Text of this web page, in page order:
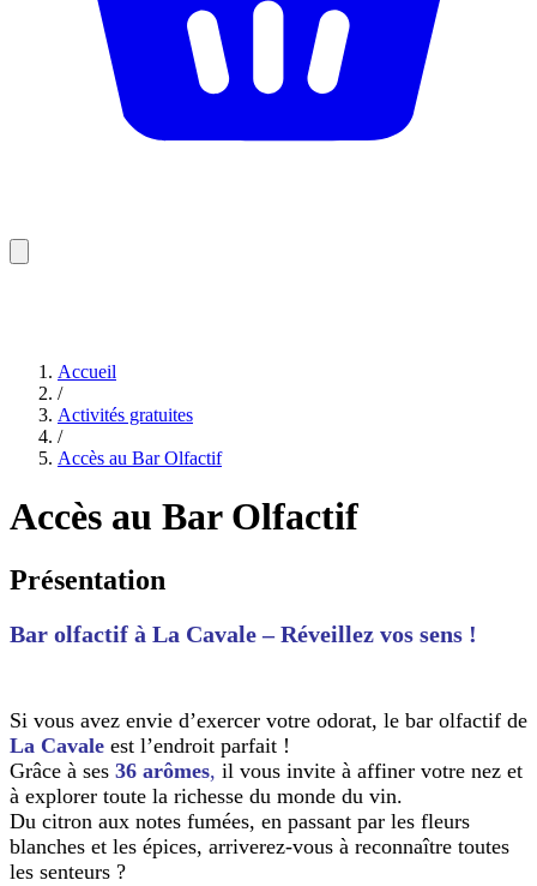
Accueil
/
Activités gratuites
/
Accès au Bar Olfactif
Accès au Bar Olfactif
Présentation
Bar olfactif à La Cavale – Réveillez vos sens !
Si vous avez envie d’exercer votre odorat, le bar olfactif de
La Cavale est l’endroit parfait !
Grâce à ses 36 arômes, il vous invite à affiner votre nez et
à explorer toute la richesse du monde du vin.
Du citron aux notes fumées, en passant par les fleurs
blanches et les épices, arriverez-vous à reconnaître toutes
les senteurs ?